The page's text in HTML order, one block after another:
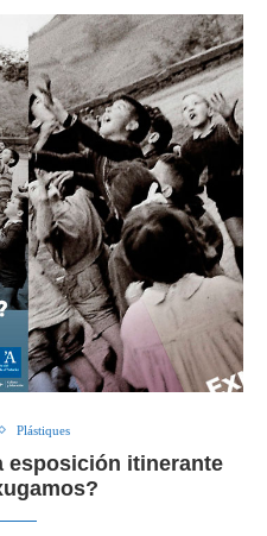
Plástiques
esposición itinerante